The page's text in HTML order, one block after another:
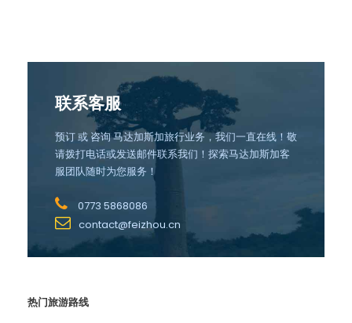
联系客服
预订 或 咨询 马达加斯加旅行业务，我们一直在线！敬
请拨打电话或发送邮件联系我们！探索马达加斯加客
服团队随时为您服务！
0773 5868086
contact@feizhou.cn
热门旅游路线